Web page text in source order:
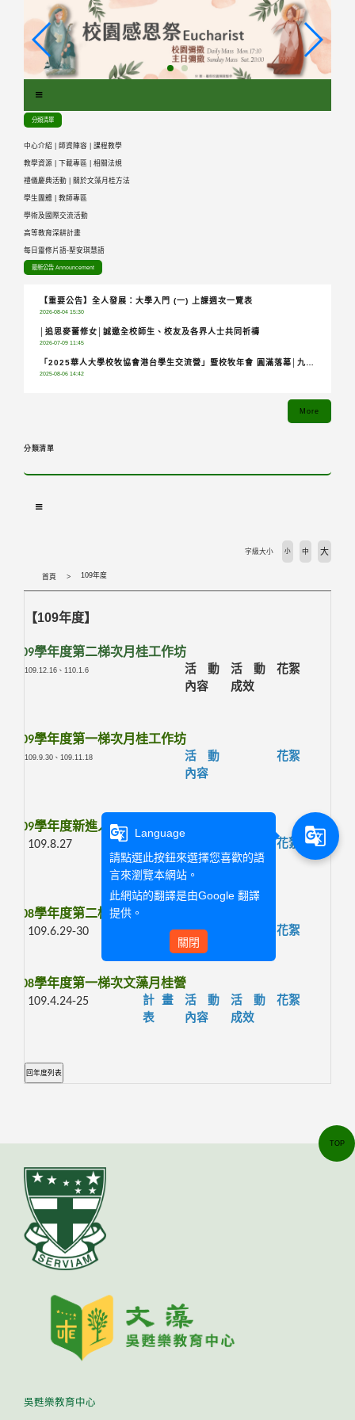
分類清單
中心介紹 師資陣容 課程教學
教學資源 下載專區 相關法規
禮儀慶典活動 關於文藻月桂方法
學生團體 教師專區
學術及國際交流活動
高等教育深耕計畫
每日靈修片語-聖安琪慧語
最新公告 Announcement
【重要公告】全人發展：大學入門 (一) 上課週次一覽表
2026-08-04 15:30
│追思麥蕾修女│誠邀全校師生、校友及各界人士共同祈禱
2026-07-09 11:45
「2025華人大學校牧協會港台學生交流營」暨校牧年會 圓滿落幕│九校
2025-08-06 14:42
More
分類清單
首頁 109年度
字級大小 小 中 大
【109年度】
109學年度第二梯次月桂工作坊
109.12.16、110.1.6
活動
內容
活動
成效
花絮
109學年度第一梯次月桂工作坊
109.9.30、109.11.18
活動
內容
花絮
109學年度新進人員研習
109.8.27
內容
成效
花絮
108學年度第二梯次文藻月桂營
109.6.29-30
活動
內容
花絮
108學年度第一梯次文藻月桂營
109.4.24-25
計畫
表
活動
內容
活動
成效
花絮
吳甦樂教育中心
TOP
g_translate
Language
請點選此按鈕來選擇您喜歡的語
言來瀏覽本網站。
此網站的翻譯是由Google 翻譯
提供。
關閉
g_translate